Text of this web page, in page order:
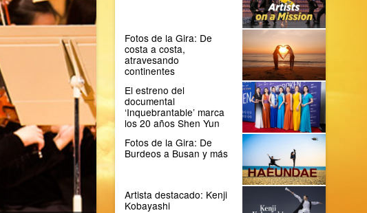
Fotos de la Gira: De
costa a costa,
atravesando
continentes
El estreno del
documental
‘Inquebrantable’ marca
los 20 años Shen Yun
Fotos de la Gira: De
Burdeos a Busan y más
Artista destacado: Kenji
Kobayashi